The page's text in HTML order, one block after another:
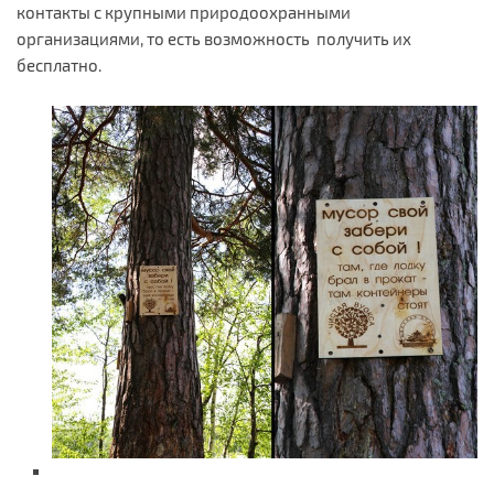
контакты с крупными природоохранными
организациями, то есть возможность получить их
бесплатно.